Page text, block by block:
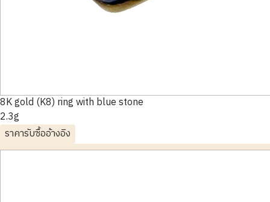
8K gold (K8) ring with blue stone
2.3g
ราคารับซื้ออ้างอิง